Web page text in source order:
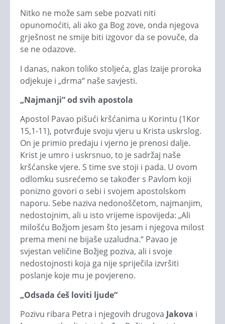
Nitko ne može sam sebe pozvati niti
opunomoćiti, ali ako ga Bog zove, onda njegova
grješnost ne smije biti izgovor da se povuče, da
se ne odazove.
I danas, nakon toliko stoljeća, glas Izaije proroka
odjekuje i „drma“ naše savjesti.
„Najmanji“ od svih apostola
Apostol Pavao pišući kršćanima u Korintu (1Kor
15,1-11), potvrđuje svoju vjeru u Krista uskrslog.
On je primio predaju i vjerno je prenosi dalje.
Krist je umro i uskrsnuo, to je sadržaj naše
kršćanske vjere. S time sve stoji i pada. U ovom
odlomku susrećemo se također s Pavlom koji
ponizno govori o sebi i svojem apostolskom
naporu. Sebe naziva nedonoščetom, najmanjim,
nedostojnim, ali u isto vrijeme ispovijeda: „Ali
milošću Božjom jesam što jesam i njegova milost
prema meni ne bijaše uzaludna.“ Pavao je
svjestan veličine Božjeg poziva, ali i svoje
nedostojnosti koja ga nije spriječila izvršiti
poslanje koje mu je povjereno.
„Odsada ćeš loviti ljude“
Pozivu ribara Petra i njegovih drugova Jakova i